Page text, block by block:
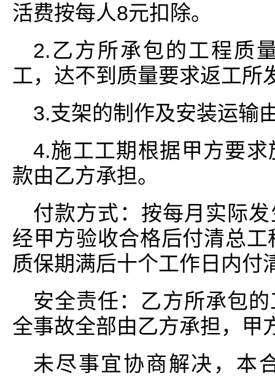
活费按每人8元扣除。
2.乙方所承包的工程质
工，达不到质量要求返工所
3.支架的制作及安装运输
4.施工工期根据甲方要
款由乙方承担。
付款方式：按每月实际
经甲方验收合格后付清总
质保期满后十个工作日内付
安全责任：乙方所承包
全事故全部由乙方承担，甲
未尽事宜协商解决，本